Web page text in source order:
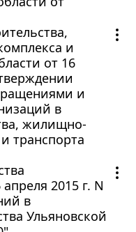
и
от 16
и
в
жилищно-
транспорта
2015 г. N
в
Ульяновской